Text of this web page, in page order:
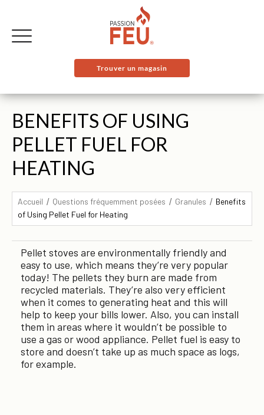
Trouver un magasin
BENEFITS OF USING
PELLET FUEL FOR
HEATING
Accueil Questions fréquemment posées Granules
Benefits
of Using Pellet Fuel for Heating
Pellet stoves are environmentally friendly and
easy to use, which means they’re very popular
today! The pellets they burn are made from
recycled materials. They’re also very efficient
when it comes to generating heat and this will
help to keep your bills lower. Also, you can install
them in areas where it wouldn’t be possible to
use a gas or wood appliance. Pellet fuel is easy to
store and doesn’t take up as much space as logs,
for example.